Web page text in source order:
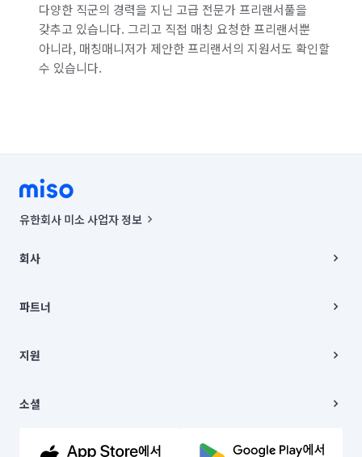
다양한 직군의 경력을 지닌 고급 전문가 프리랜서풀을
갖추고 있습니다. 그리고 직접 매칭 요청한 프리랜서뿐
아니라, 매칭매니저가 제안한 프리랜서의 지원서도 확인할
수 있습니다.
유한회사 미소 사업자 정보
00019 |
주소 | 본사: 서울특별시 종로구 율곡로 6(중학동, 트윈트리빌딩) B동 5층
컨택센터 : 서울특별시 종로구 수송동 율곡로 24, 7층, 8층 미소
상품, 상품정보, 거래에 관한 의무와 책임은 거래당사자에게 있습니다.
언론 보도 관련 문의:
© 유한회사 미소. Miso, Inc. All Rights Reserved.
회사
채용
파트너
이사
지원
이용약관
문의하기
소셜
유튜브